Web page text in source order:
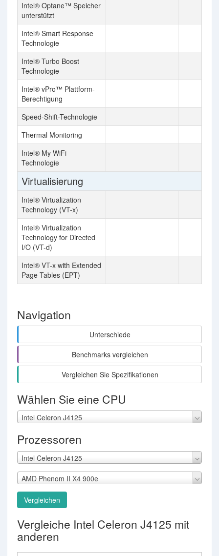
Intel® Optane™ Speicher
unterstützt
Intel® Smart Response
Technologie
Intel® Turbo Boost
Technologie
Intel® vPro™ Plattform-
Berechtigung
Speed-Shift-Technologie
Thermal Monitoring
Intel® My WiFi
Technologie
Virtualisierung
Intel® Virtualization
Technology (VT-x)
Intel® Virtualization
Technology for Directed
I/O (VT-d)
Intel® VT-x with Extended
Page Tables (EPT)
Navigation
Unterschiede
Benchmarks vergleichen
Vergleichen Sie Spezifikationen
Wählen Sie eine CPU
Intel Celeron J4125
Prozessoren
Intel Celeron J4125
AMD Phenom II X4 900e
Vergleichen
Vergleiche Intel Celeron J4125 mit
anderen